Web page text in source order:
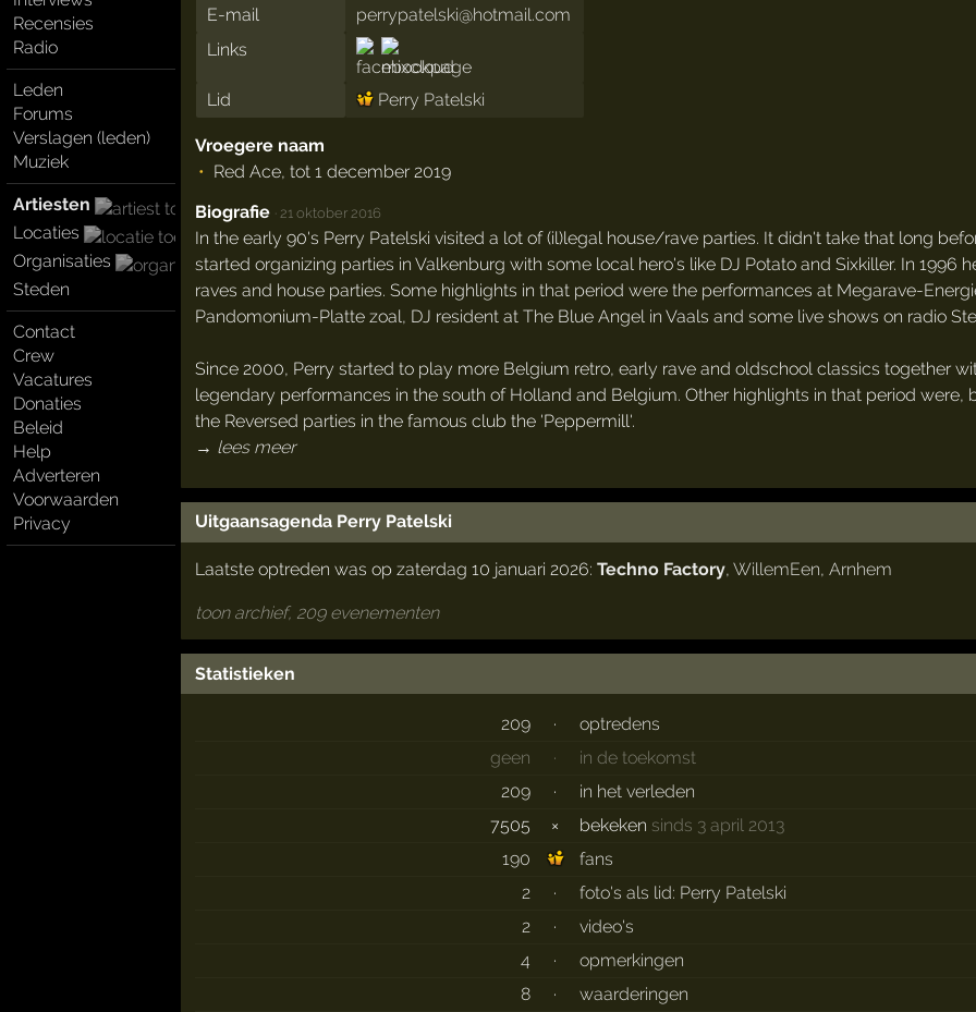
Recensies
Radio
Leden
Forums
Verslagen (leden)
Muziek
Artiesten
Locaties
Organisaties
Steden
Contact
Crew
Vacatures
Donaties
Beleid
Help
Adverteren
Voorwaarden
Privacy
E-mail
perrypatelski@hotmail.com
Links
Lid Perry Patelski
Vroegere naam
Red Ace, tot 1 december 2019
Biografie · 21 oktober 2016
In the early 90's Perry Patelski visited a lot of (il)legal house/rave parties. It didn't take that long
started organizing parties in Valkenburg with some local hero's like DJ Potato and Sixkiller. In
raves and house parties. Some highlights in that period were the performances at Megarave-
Pandomonium-Platte zoal, DJ resident at The Blue Angel in Vaals and some live shows on radio
Since 2000, Perry started to play more Belgium retro, early rave and oldschool classics together
legendary performances in the south of Holland and Belgium. Other highlights in that period
the Reversed parties in the famous club the 'Peppermill'.
→ lees meer
Uitgaansagenda Perry Patelski
Laatste optreden was op zaterdag 10 januari 2026: Techno Factory, WillemEen, Arnhem
toon archief, 209 evenementen
Statistieken
209 ·
optredens
geen
·
in de toekomst
209
·
in het verleden
7505
× bekeken sinds 3 april 2013
190
fans
2
·
foto's als lid: Perry Patelski
2
·
video's
4
·
opmerkingen
8
·
waarderingen